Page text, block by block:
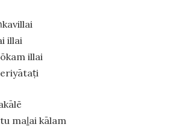
illai
illai
maḻai kālam